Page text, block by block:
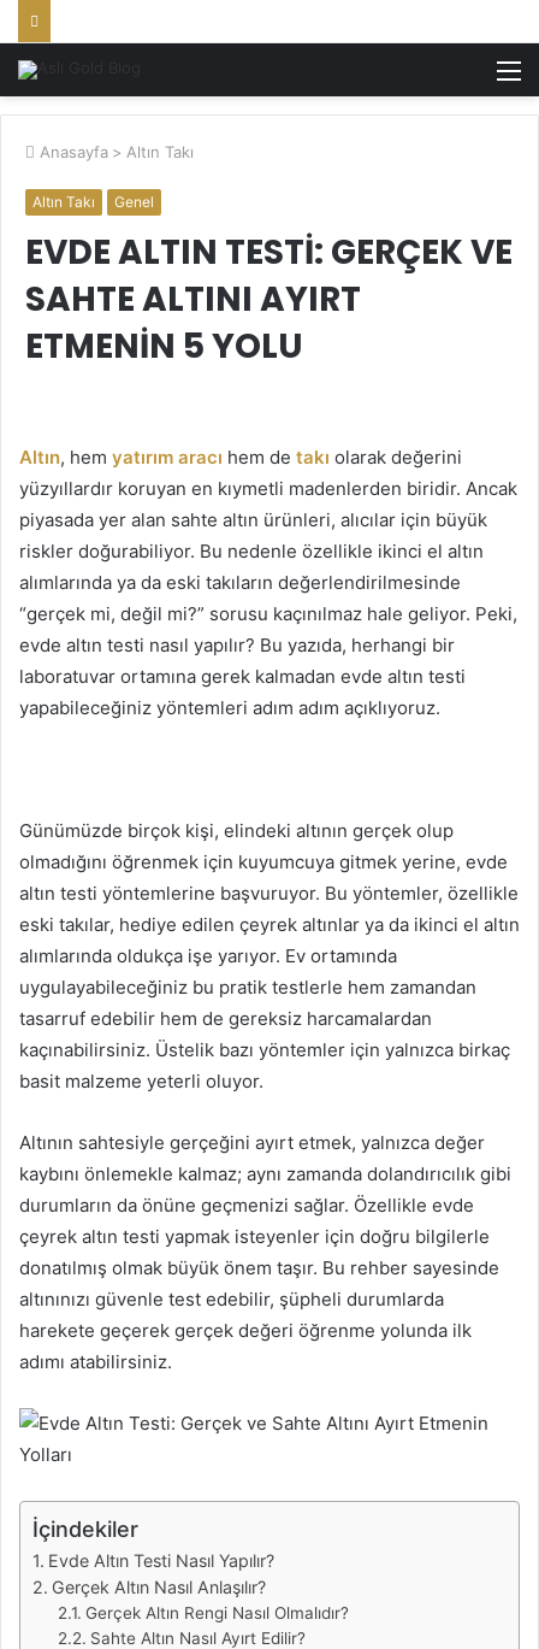
Anasayfa > Altın Takı
Altın Takı Genel
EVDE ALTIN TESTI: GERÇEK VE
SAHTE ALTINI AYIRT
ETMENIN 5 YOLU
Altın, hem yatırım aracı hem de takı olarak değerini
yüzyıllardır koruyan en kıymetli madenlerden biridir. Ancak
piyasada yer alan sahte altın ürünleri, alıcılar için büyük
riskler doğurabiliyor. Bu nedenle özellikle ikinci el altın
alımlarında ya da eski takıların değerlendirilmesinde
“gerçek mi, değil mi?” sorusu kaçınılmaz hale geliyor. Peki,
evde altın testi nasıl yapılır? Bu yazıda, herhangi bir
laboratuvar ortamına gerek kalmadan evde altın testi
yapabileceğiniz yöntemleri adım adım açıklıyoruz.
Günümüzde birçok kişi, elindeki altının gerçek olup
olmadığını öğrenmek için kuyumcuya gitmek yerine, evde
altın testi yöntemlerine başvuruyor. Bu yöntemler, özellikle
eski takılar, hediye edilen çeyrek altınlar ya da ikinci el altın
alımlarında oldukça işe yarıyor. Ev ortamında
uygulayabileceğiniz bu pratik testlerle hem zamandan
tasarruf edebilir hem de gereksiz harcamalardan
kaçınabilirsiniz. Üstelik bazı yöntemler için yalnızca birkaç
basit malzeme yeterli oluyor.
Altının sahtesiyle gerçeğini ayırt etmek, yalnızca değer
kaybını önlemekle kalmaz; aynı zamanda dolandırıcılık gibi
durumların da önüne geçmenizi sağlar. Özellikle evde
çeyrek altın testi yapmak isteyenler için doğru bilgilerle
donatılmış olmak büyük önem taşır. Bu rehber sayesinde
altınınızı güvenle test edebilir, şüpheli durumlarda
harekete geçerek gerçek değeri öğrenme yolunda ilk
adımı atabilirsiniz.
İçindekiler
Evde Altın Testi Nasıl Yapılır?
Gerçek Altın Nasıl Anlaşılır?
Gerçek Altın Rengi Nasıl Olmalıdır?
Sahte Altın Nasıl Ayırt Edilir?